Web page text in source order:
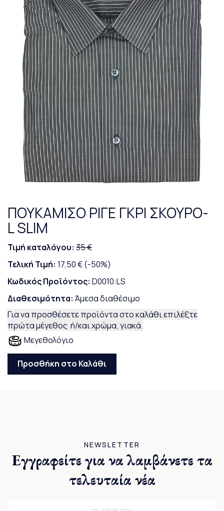
ΠΟΥΚΑΜΙΣΟ ΡΙΓΕ ΓΚΡΙ ΣΚΟΥΡΟ-
L SLIM
Τιμή καταλόγου: 35 €
Τελική Τιμή: 17,50 €(-50%)
Κωδικός Προϊόντος: D0010:LS
Διαθεσιμότητα: Άμεσα διαθέσιμο
Για να προσθέσετε προϊόντα στο καλάθι επιλέξτε
πρώτα μέγεθος ή/και χρώμα, γιακά.
Μεγεθολόγιο
Προσθήκη στο Καλάθι
NEWSLETTER
Εγγραφείτε για να λαμβάνετε τα
τελευταία νέα